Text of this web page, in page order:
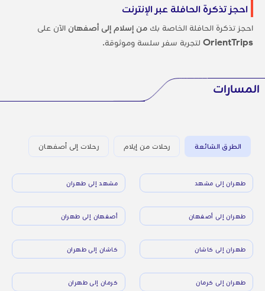
احجز تذكرة الحافلة عبر الإنترنت
احجز تذكرة الحافلة الخاصة بك من إسلام إلى أصفهانالآن على
OrientTripsلتجربة سفر سلسة وموثوقة.
المسارات
الطرق الشائعة رحلات من إيلام رحلات إلى أصفهان
طهران إلى مشهد مشهد إلى طهران
طهران إلى أصفهان أصفهان إلى طهران
طهران إلى كاشان كاشان إلى طهران
طهران إلى كرمان كرمان إلى طهران